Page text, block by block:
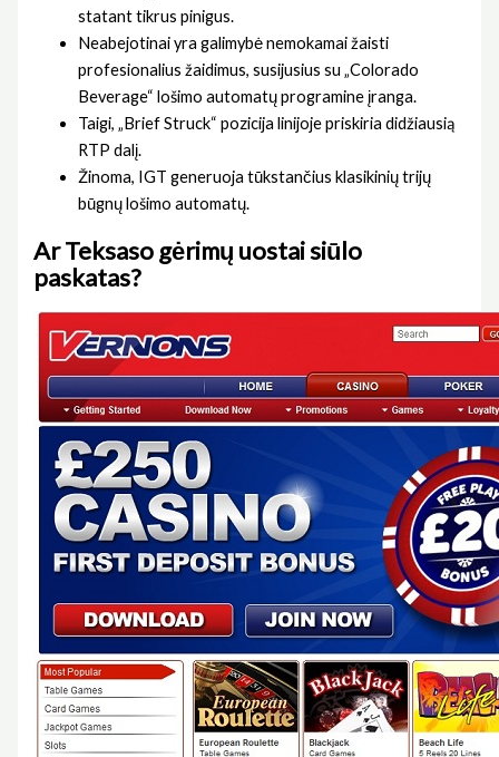
statant tikrus pinigus.
Neabejotinai yra galimybė nemokamai žaisti
profesionalius žaidimus, susijusius su „Colorado
Beverage“ lošimo automatų programine įranga.
Taigi, „Brief Struck“ pozicija linijoje priskiria didžiausią
RTP dalį.
Žinoma, IGT generuoja tūkstančius klasikinių trijų
būgnų lošimo automatų.
Ar Teksaso gėrimų uostai siūlo
paskatas?